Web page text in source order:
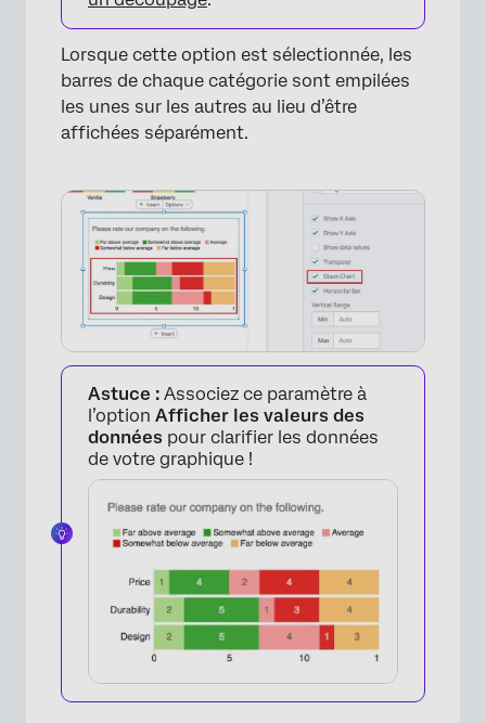
×
Lorsque cette option est sélectionnée, les
barres de chaque catégorie sont empilées
les unes sur les autres au lieu d’être
affichées séparément.
Astuce : Associez ce paramètre à
l’option Afficher les valeurs des
données pour clarifier les données
de votre graphique !